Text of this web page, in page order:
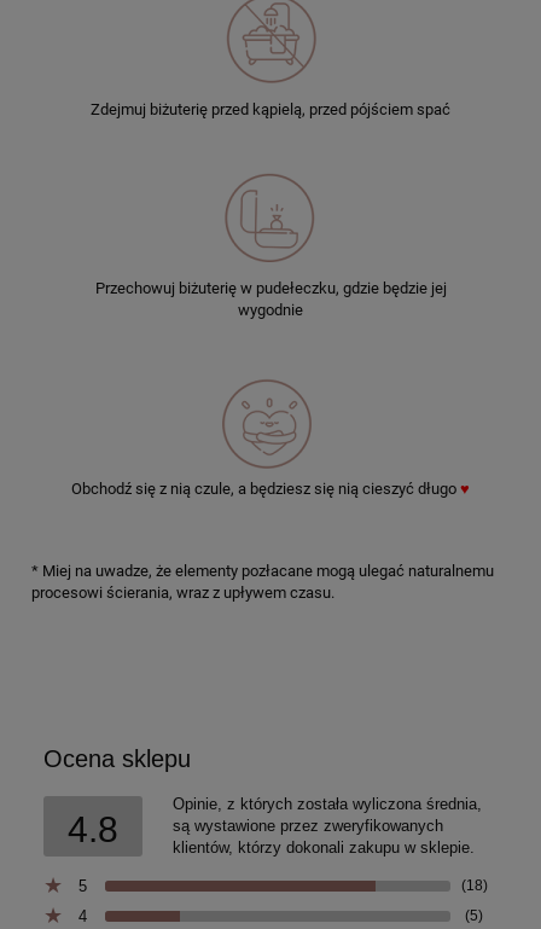
Zdejmuj biżuterię przed kąpielą, przed pójściem spać
Przechowuj biżuterię w pudełeczku, gdzie będzie jej
wygodnie
Obchodź się z nią czule, a będziesz się nią cieszyć długo ♥
* Miej na uwadze, że elementy pozłacane mogą ulegać naturalnemu
procesowi ścierania, wraz z upływem czasu.
Ocena sklepu
4.8
Opinie, z których została wyliczona średnia,
są wystawione przez zweryfikowanych
klientów, którzy dokonali zakupu w sklepie.
5 (18)
4 (5)